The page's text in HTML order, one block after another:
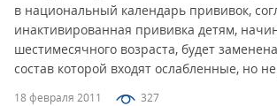
18 февраля 2011 327
в национальный календарь прививок,
инактивированная прививка детям,
шестимесячного возраста, будет
состав которой входят ослабленные, но